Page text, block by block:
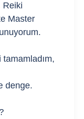
Reiki
Master
tamamladım,
denge.